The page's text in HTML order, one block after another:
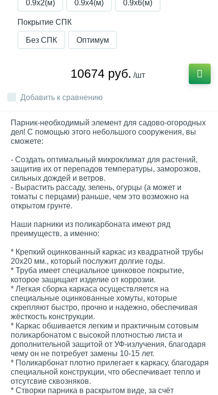
0.9х2(м) 0.9х4(м) 0.9х6(м)
Покрытие СПК
Без СПК Оптимум
10674 руб. /шт
Добавить к сравнению
Парник-необходимый элемент для садово-огородных
дел! С помощью этого небольшого сооружения, вы
сможете:
- Создать оптимальный микроклимат для растений,
защитив их от перепадов температуры, заморозков,
сильных дождей и ветров.
- Вырастить рассаду, зелень, огурцы (а может и
томаты с перцами) раньше, чем это возможно на
открытом грунте.
Наши парники из поликарбоната имеют ряд
преимуществ, а именно:
* Крепкий оцинкованный каркас из квадратной трубы
20х20 мм., который послужит долгие годы.
* Труба имеет специальное цинковое покрытие,
которое защищает изделие от коррозии.
* Легкая сборка каркаса осуществляется на
специальные оцинкованные хомуты, которые
скрепляют быстро, прочно и надежно, обеспечивая
жёсткость конструкции.
* Каркас обшивается легким и практичным сотовым
поликарбонатом с высокой плотностью листа и
дополнительной защитой от УФ-излучения, благодаря
чему он не потребует замены 10-15 лет.
* Поликарбонат плотно прилегает к каркасу, благодаря
специальной конструкции, что обеспечивает тепло и
отсутсвие сквозняков.
* Створки парника в раскрытом виде, за счёт